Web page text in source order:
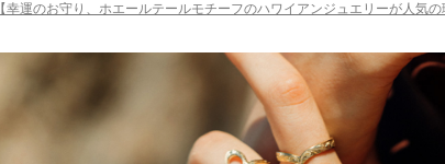
【幸運のお守り、ホエールテールモチーフのハワイアンジュエリーが人気の